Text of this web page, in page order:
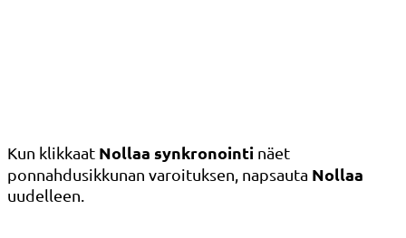
Kun klikkaat Nollaa synkronointi näet
ponnahdusikkunan varoituksen, napsauta Nollaa
uudelleen.